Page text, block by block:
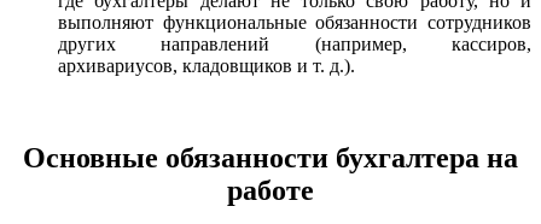
выполняют функциональные обязанности сотрудников
других направлений (например, кассиров,
архивариусов, кладовщиков и т. д.).
Основные обязанности бухгалтера на
работе